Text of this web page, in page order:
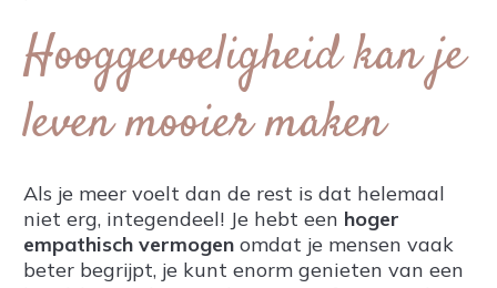
Hooggevoeligheid kan je
leven mooier maken
Als je meer voelt dan de rest is dat helemaal
niet erg, integendeel! Je hebt een hoger
empathisch vermogen omdat je mensen vaak
beter begrijpt, je kunt enorm genieten van een